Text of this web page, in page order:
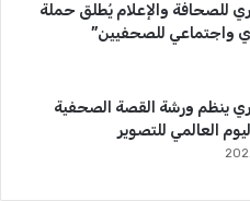
للصحافة والإعلام يُطلق حملة
واجتماعي للصحفيين”
ينظم ورشة القصة الصحفية
العالمي للتصوير